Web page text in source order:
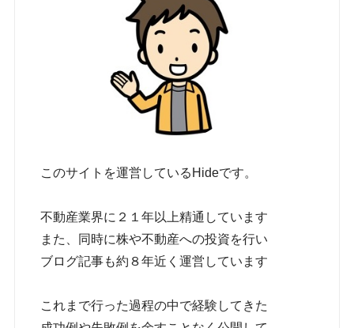
このサイトを運営しているHideです。
不動産業界に２１年以上精通しています
また、同時に株や不動産への投資を行い
ブログ記事も約８年近く運営しています
これまで行った過程の中で経験してきた